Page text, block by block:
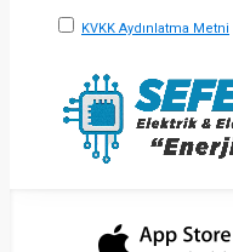
KVKK Aydınlatma Metni